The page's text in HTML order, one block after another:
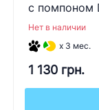
с помпоном
Нет в наличии
x 3 мес.
1 130 грн.